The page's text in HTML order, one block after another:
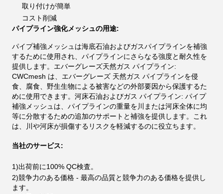
取り付けが簡単
コスト削減
パイプライン強化メッシュの用途:
パイプ補強メッシュは海底石油およびガスパイプラインを補強
するために使用され、パイプラインにさらなる強度と耐久性を
提供します。エバーグレーズ天然ガス パイプライン:
CWCmesh は、エバーグレーズ 天然ガス パイプラインを侵
食、腐食、野生生物による被害などの外部要因から保護するた
めに使用できます。河床石油およびガス パイプライン: パイプ
補強メッシュは、パイプラインの重量を川または河床全体に均
等に分散するための追加のサポートと補強を提供します。これ
は、川や河床が損傷するリスクを軽減するのに役立ちます。
当社のサービス:
1)出荷前に100% QC検査。
2)競争力のある価格 - 最高の品質と競争力のある価格を提供し
ます。